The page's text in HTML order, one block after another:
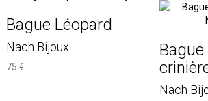
Bague Léopard
Nach Bijoux
75 €
Nach